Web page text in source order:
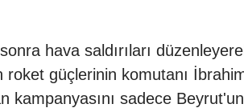
hava saldırıları
roket güçlerinin komutanı
sadece